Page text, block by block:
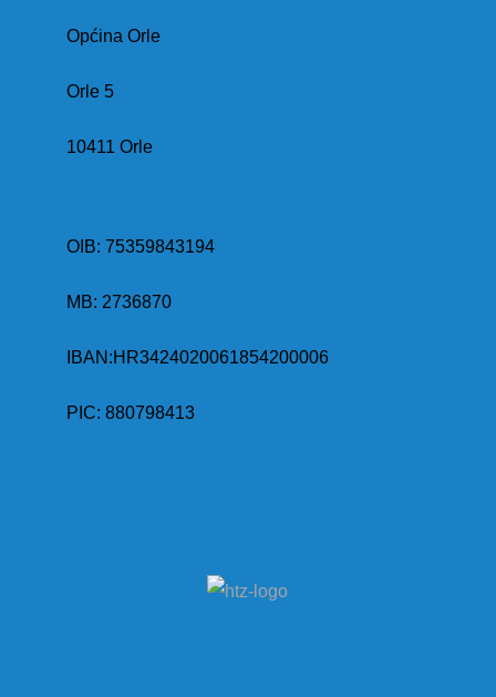
Općina Orle
Orle 5
10411 Orle
OIB: 75359843194
MB: 2736870
IBAN:HR3424020061854200006
PIC: 880798413